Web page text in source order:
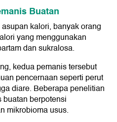
Buatan
kalori, banyak orang
yang menggunakan
dan sukralosa.
kedua pemanis tersebut
pencernaan seperti perut
diare. Beberapa penelitian
berpotensi
mikrobioma usus.